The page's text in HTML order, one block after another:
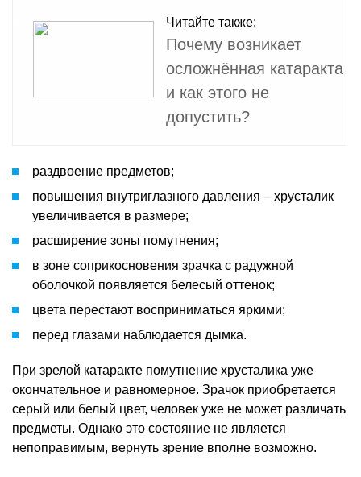
Читайте также:
Почему возникает
осложнённая катаракта
и как этого не
допустить?
раздвоение предметов;
повышения внутриглазного давления – хрусталик
увеличивается в размере;
расширение зоны помутнения;
в зоне соприкосновения зрачка с радужной
оболочкой появляется белесый оттенок;
цвета перестают восприниматься яркими;
перед глазами наблюдается дымка.
При зрелой катаракте помутнение хрусталика уже
окончательное и равномерное. Зрачок приобретается
серый или белый цвет, человек уже не может различать
предметы. Однако это состояние не является
непоправимым, вернуть зрение вполне возможно.